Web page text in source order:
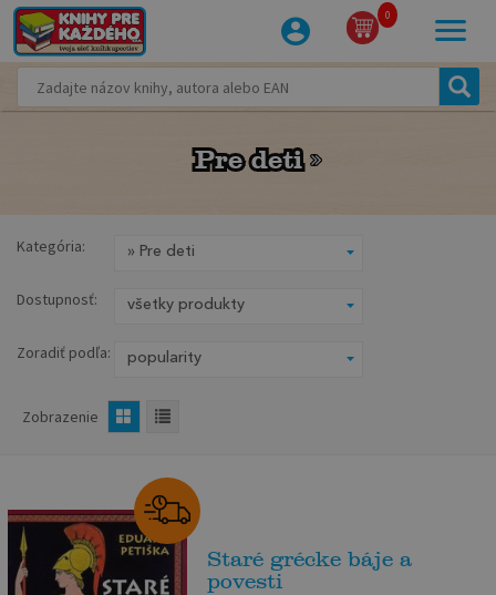
0
Pre deti
Pre deti
Kategória:
Dostupnosť:
Zoradiť podľa:
Zobrazenie
Staré grécke báje a
povesti